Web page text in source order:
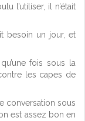
l’utiliser, il n’était
besoin un jour, et
fois sous la
les capes de
conversation sous
est assez bon en